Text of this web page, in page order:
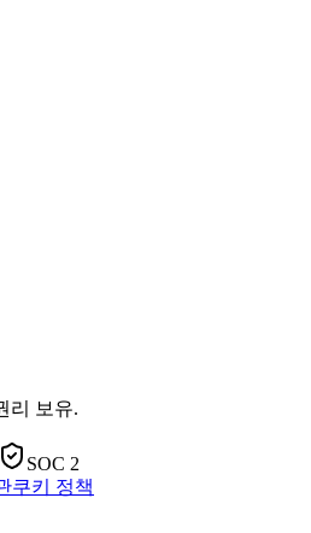
리 보유.
SOC 2
쿠키 정책